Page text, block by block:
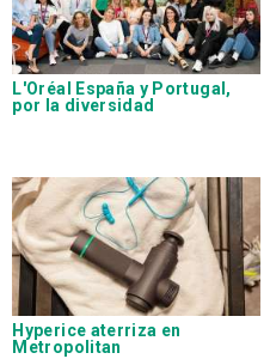
L'Oréal España y Portugal,
por la diversidad
Hyperice aterriza en
Metropolitan